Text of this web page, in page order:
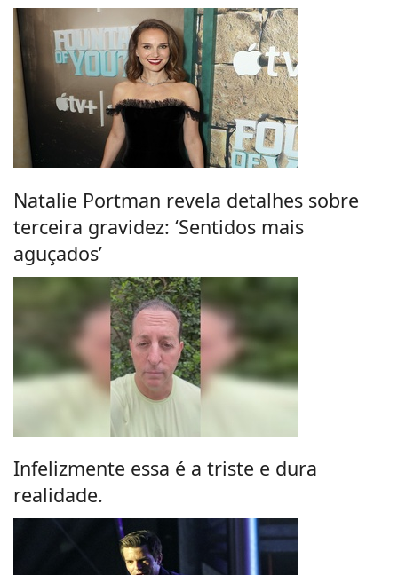
Natalie Portman revela detalhes sobre
terceira gravidez: ‘Sentidos mais
aguçados’
Infelizmente essa é a triste e dura
realidade.